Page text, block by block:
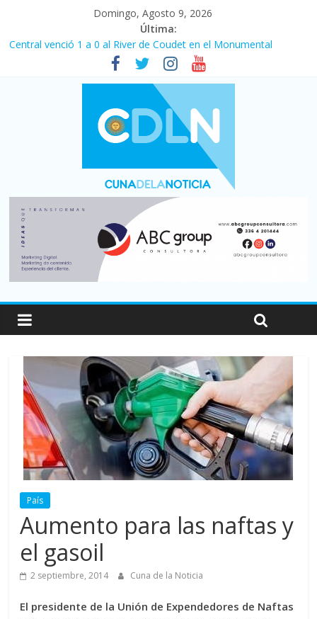
Domingo, Agosto 9, 2026
Última:
Central venció 1 a 0 al River de Coudet en el Monumental
La morosidad alcanzó su nivel más alto en dos décadas y ya
afecta a 400 mil deudores en Santa Fe
Desde que asumió Milei cerraron 41.000 kioscos: el sector
denuncia crisis como en 2001
Vacaciones de invierno con más movimiento y consumo
turístico: 4,6 millones de personas viajaron por el país, un 5,9%
Fuerte caída de la venta de autos usados en julio: bajó un 12,6%
País
Aumento para las naftas y
el gasoil
2 septiembre, 2014 Cuna de la Noticia
El presidente de la Unión de Expendedores de Naftas